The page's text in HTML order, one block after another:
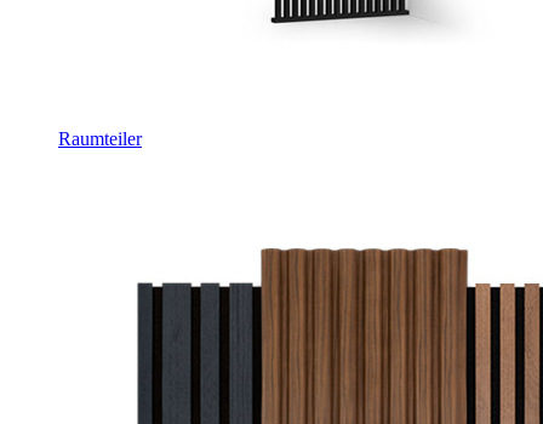
Raumteiler